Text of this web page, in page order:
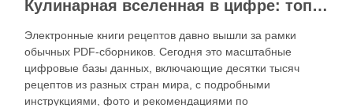
Кулинарная вселенная в цифре: топ-3 самых больших электронных книг рецептов
Электронные книги рецептов давно вышли за рамки
обычных PDF-сборников. Сегодня это масштабные
цифровые базы данных, включающие десятки тысяч
рецептов из разных стран мира, с подробными
инструкциями, фото и рекомендациями по